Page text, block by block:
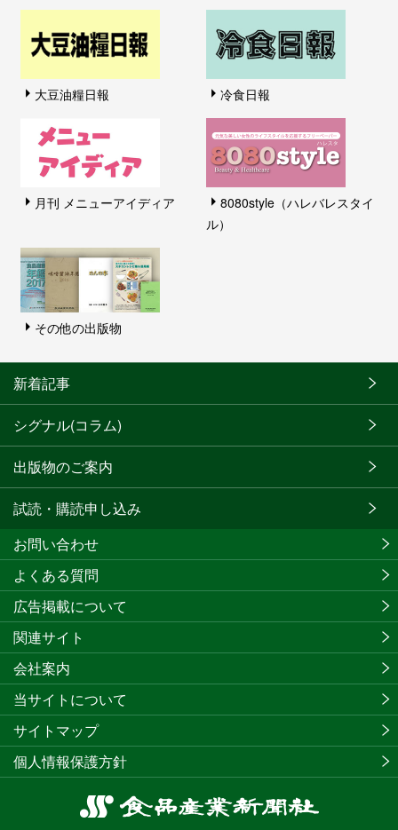
大豆油糧日報 冷食日報
月刊 メニューアイディア
8080style（ハレバレスタイ
ル）
その他の出版物
新着記事
シグナル(コラム)
出版物のご案内
試読・購読申し込み
食
お問い合わせ
よくある質問
広告掲載について
関連サイト
会社案内
当サイトについて
サイトマップ
個人情報保護方針